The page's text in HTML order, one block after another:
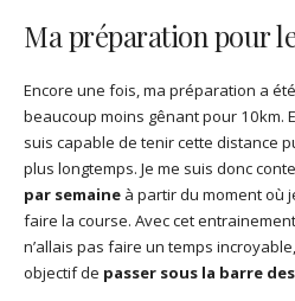
Ma préparation pour
Encore une fois, ma préparation a
beaucoup moins gênant pour 10km.
suis capable de tenir cette distance
plus longtemps. Je me suis donc
par semaine à partir du moment où
faire la course. Avec cet
n’allais pas faire un temps
objectif de passer sous la barre